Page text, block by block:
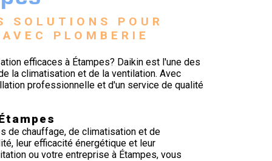
SOLUTIONS POUR
PLOMBERIE
efficaces à Étampes? Daikin est l'une des
la climatisation et de la ventilation. Avec
professionnelle et d'un service de qualité
de chauffage, de climatisation et de
leur efficacité énergétique et leur
ou votre entreprise à Étampes, vous